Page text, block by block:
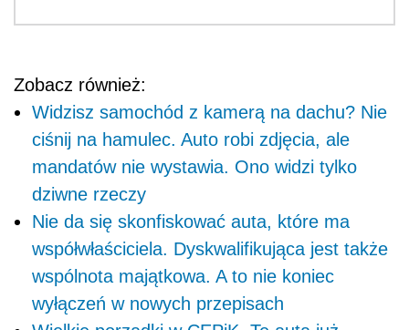
Zobacz również:
Widzisz samochód z kamerą na dachu? Nie
ciśnij na hamulec. Auto robi zdjęcia, ale
mandatów nie wystawia. Ono widzi tylko
dziwne rzeczy
Nie da się skonfiskować auta, które ma
współwłaściciela. Dyskwalifikująca jest także
wspólnota majątkowa. A to nie koniec
wyłączeń w nowych przepisach